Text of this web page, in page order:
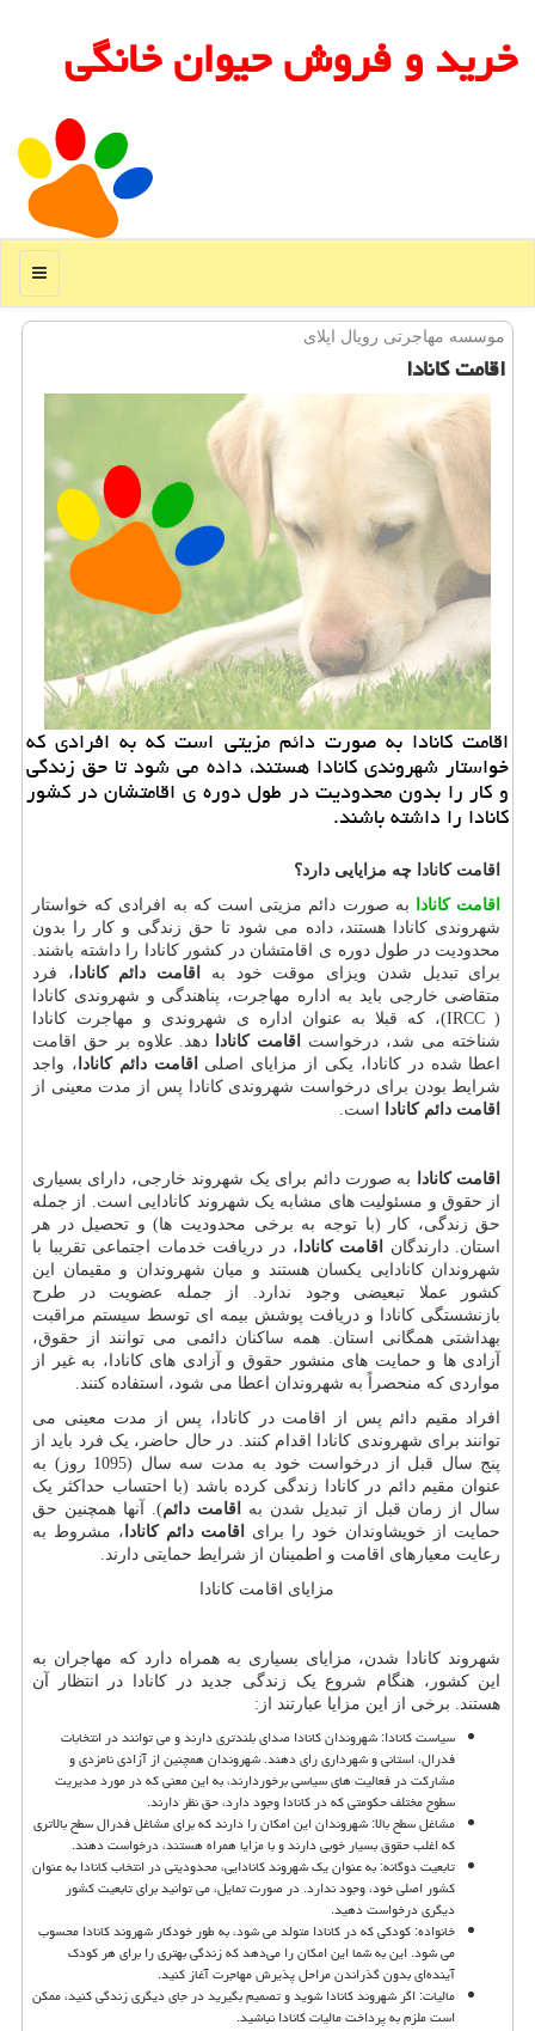
خرید و فروش حیوان خانگی
منو
موسسه مهاجرتی رویال اپلای
اقامت کانادا
اقامت کانادا به صورت دائم مزیتی است که به افرادی که
خواستار شهروندی کانادا هستند، داده می شود تا حق زندگی
و کار را بدون محدودیت در طول دوره ی اقامتشان در کشور
کانادا را داشته باشند.
اقامت کانادا چه مزایایی دارد؟
اقامت کانادا
به صورت دائم مزیتی است که به افرادی که خواستار
شهروندی کانادا هستند، داده می شود تا حق زندگی و کار را بدون
محدودیت در طول دوره ی اقامتشان در کشور کانادا را داشته باشند.
برای تبدیل شدن ویزای موقت خود به
اقامت دائم کانادا ، فرد
متقاضی خارجی باید به اداره مهاجرت، پناهندگی و شهروندی کانادا
(
IRCC)، که قبلا به عنوان اداره ی شهروندی و مهاجرت کانادا
شناخته می شد، درخواست
اقامت کانادا
دهد. علاوه بر حق اقامت
اعطا شده در کانادا، یکی از مزایای اصلی
اقامت دائم کانادا ، واجد
شرایط بودن برای درخواست شهروندی کانادا پس از مدت معینی از
اقامت دائم کانادا است.
اقامت کانادا
به صورت دائم برای یک شهروند خارجی، دارای بسیاری
از حقوق و مسئولیت های مشابه یک شهروند کانادایی است. از جمله
حق زندگی، کار (با توجه به برخی محدودیت ها) و تحصیل در هر
استان. دارندگان
اقامت کانادا ، در دریافت خدمات اجتماعی تقریبا با
شهروندان کانادایی یکسان هستند و میان شهروندان و مقیمان این
کشور عملا تبعیضی وجود ندارد. از جمله عضویت در طرح
بازنشستگی کانادا و دریافت پوشش بیمه ای توسط سیستم مراقبت
بهداشتی همگانی استان. همه ساکنان دائمی می توانند از حقوق،
آزادی ها و حمایت های منشور حقوق و آزادی های کانادا، به غیر از
مواردی که منحصراً به شهروندان اعطا می شود، استفاده کنند.
افراد مقیم دائم پس از اقامت در کانادا، پس از مدت معینی می
توانند برای شهروندی کانادا اقدام کنند. در حال حاضر، یک فرد باید از
پنج سال قبل از درخواست خود به مدت سه سال (1095 روز) به
عنوان مقیم دائم در کانادا زندگی کرده باشد (با احتساب حداکثر یک
سال از زمان قبل از تبدیل شدن به
اقامت دائم). آنها همچنین حق
حمایت از خویشاوندان خود را برای
اقامت دائم کانادا ، مشروط به
رعایت معیارهای اقامت و اطمینان از شرایط حمایتی دارند.
مزایای اقامت کانادا
شهروند کانادا شدن، مزایای بسیاری به همراه دارد که مهاجران به
این کشور، هنگام شروع یک زندگی جدید در کانادا در انتظار آن
هستند. برخی از این مزایا عبارتند از:
سیاست کانادا: شهروندان کانادا صدای بلندتری دارند و می توانند در انتخابات
فدرال، استانی و شهرداری رای دهند. شهروندان همچنین از آزادی نامزدی و
مشارکت در فعالیت‌ های سیاسی برخوردارند، به این معنی که در مورد مدیریت
سطوح مختلف حکومتی که در کانادا وجود دارد، حق نظر دارند.
مشاغل سطح بالا: شهروندان این امکان را دارند که برای مشاغل فدرال سطح بالاتری
که اغلب حقوق بسیار خوبی دارند و با مزایا همراه هستند، درخواست دهند.
تابعیت دوگانه: به عنوان یک شهروند کانادایی، محدودیتی در انتخاب کانادا به عنوان
کشور اصلی خود، وجود ندارد. در صورت تمایل، می توانید برای تابعیت کشور
دیگری درخواست دهید.
خانواده: کودکی که در کانادا متولد می شود، به طور خودکار شهروند کانادا محسوب
می شود. این به شما این امکان را می‌دهد که زندگی بهتری را برای هر کودک
آینده‌ای بدون گذراندن مراحل پذیرش مهاجرت آغاز کنید.
مالیات: اگر شهروند کانادا شوید و تصمیم بگیرید در جای دیگری زندگی کنید، ممکن
است ملزم به پرداخت مالیات کانادا نباشید.